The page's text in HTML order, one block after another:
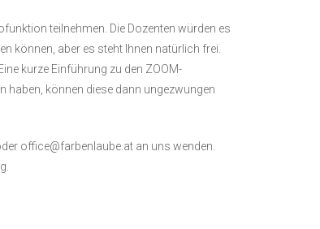
teilnehmen. Die Dozenten würden es
können, aber es steht Ihnen natürlich frei.
kurze Einführung zu den ZOOM-
haben, können diese dann ungezwungen
office@farbenlaube.at an uns wenden.